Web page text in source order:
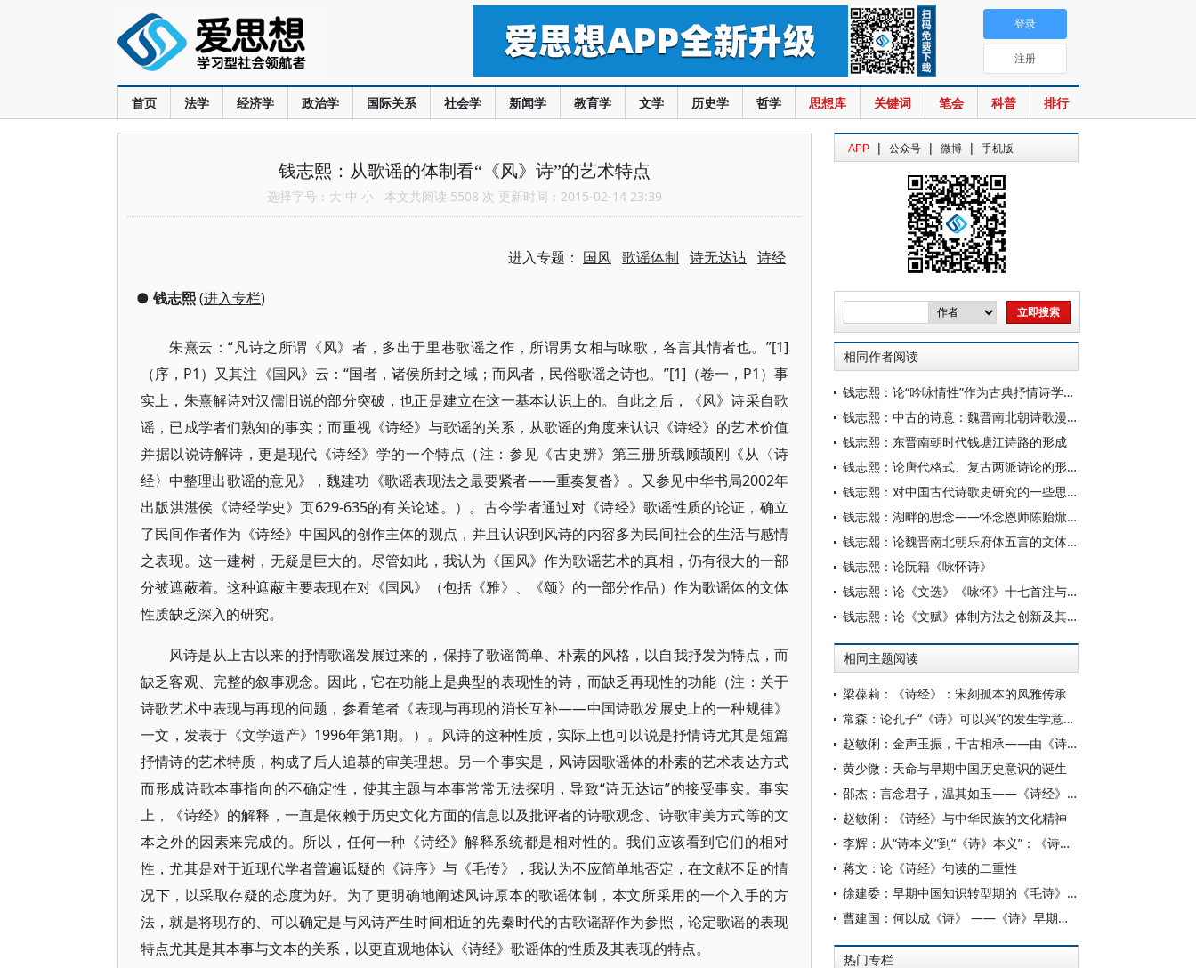
首页 法学 经济学 政治学 国际关系 社会学 新闻学 教育学 文学 历史学 哲学 思想库 关键词 笔会 科普 排行
登录
注册
钱志熙：从歌谣的体制看“《风》诗”的艺术特点
选择字号： 大 中 小 本文共阅读 5508 次 更新时间：2015-02-14 23:39
进入专题： 国风 歌谣体制 诗无达诂 诗经
● 钱志熙(进入专栏)
朱熹云：“凡诗之所谓《风》者，多出于里巷歌谣之作，所谓男女相与咏歌，各言其情者也。”[1]
（序，P1）又其注《国风》云：“国者，诸侯所封之域；而风者，民俗歌谣之诗也。”[1]（卷一，P1）事
实上，朱熹解诗对汉儒旧说的部分突破，也正是建立在这一基本认识上的。自此之后，《风》诗采自歌
谣，已成学者们熟知的事实；而重视《诗经》与歌谣的关系，从歌谣的角度来认识《诗经》的艺术价值
并据以说诗解诗，更是现代《诗经》学的一个特点（注：参见《古史辨》第三册所载顾颉刚《从〈诗
经〉中整理出歌谣的意见》，魏建功《歌谣表现法之最要紧者——重奏复沓》。又参见中华书局2002年
出版洪湛侯《诗经学史》页629-635的有关论述。）。古今学者通过对《诗经》歌谣性质的论证，确立
了民间作者作为《诗经》中国风的创作主体的观点，并且认识到风诗的内容多为民间社会的生活与感情
之表现。这一建树，无疑是巨大的。尽管如此，我认为《国风》作为歌谣艺术的真相，仍有很大的一部
分被遮蔽着。这种遮蔽主要表现在对《国风》（包括《雅》、《颂》的一部分作品）作为歌谣体的文体
性质缺乏深入的研究。
风诗是从上古以来的抒情歌谣发展过来的，保持了歌谣简单、朴素的风格，以自我抒发为特点，而
缺乏客观、完整的叙事观念。因此，它在功能上是典型的表现性的诗，而缺乏再现性的功能（注：关于
诗歌艺术中表现与再现的问题，参看笔者《表现与再现的消长互补——中国诗歌发展史上的一种规律》
一文，发表于《文学遗产》1996年第1期。）。风诗的这种性质，实际上也可以说是抒情诗尤其是短篇
抒情诗的艺术特质，构成了后人追慕的审美理想。另一个事实是，风诗因歌谣体的朴素的艺术表达方式
而形成诗歌本事指向的不确定性，使其主题与本事常常无法探明，导致“诗无达诂”的接受事实。事实
上，《诗经》的解释，一直是依赖于历史文化方面的信息以及批评者的诗歌观念、诗歌审美方式等的文
本之外的因素来完成的。所以，任何一种《诗经》解释系统都是相对性的。我们应该看到它们的相对
性，尤其是对于近现代学者普遍诋疑的《诗序》与《毛传》，我认为不应简单地否定，在文献不足的情
况下，以采取存疑的态度为好。为了更明确地阐述风诗原本的歌谣体制，本文所采用的一个入手的方
法，就是将现存的、可以确定是与风诗产生时间相近的先秦时代的古歌谣辞作为参照，论定歌谣的表现
特点尤其是其本事与文本的关系，以更直观地体认《诗经》歌谣体的性质及其表现的特点。
APP | 公众号 | 微博 | 手机版
相同作者阅读
钱志熙：论“吟咏情性”作为古典抒情诗学主轴的地位
钱志熙：中古的诗意：魏晋南北朝诗歌漫谈
钱志熙：东晋南朝时代钱塘江诗路的形成
钱志熙：论唐代格式、复古两派诗论的形成及其渊源流变
钱志熙：对中国古代诗歌史研究的一些思考
钱志熙：湖畔的思念——怀念恩师陈贻焮先生
钱志熙：论魏晋南北朝乐府体五言的文体演变
钱志熙：论阮籍《咏怀诗》
钱志熙：论《文选》《咏怀》十七首注与阮诗解释的历史演变
钱志熙：论《文赋》体制方法之创新及其历史成因
相同主题阅读
梁葆莉：《诗经》：宋刻孤本的风雅传承
常森：论孔子“《诗》可以兴”的发生学意涵以及相关认知偏差
赵敏俐：金声玉振，千古相承——由《诗经》所开启的中国诗风
黄少微：天命与早期中国历史意识的诞生
邵杰：言念君子，温其如玉——《诗经》与君子风范的确立
赵敏俐：《诗经》与中华民族的文化精神
李辉：从“诗本义”到“《诗》本义”：《诗经》“本义”研究的衍异
蒋文：论《诗经》句读的二重性
徐建委：早期中国知识转型期的《毛诗》学 ——基于《毛传》《郑笺》差异的研究
曹建国：何以成《诗》 ——《诗》早期书写与经典化
热门专栏